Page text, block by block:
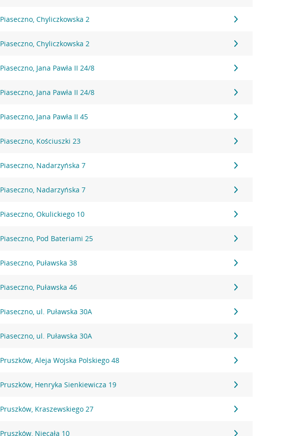
Piaseczno, Chyliczkowska 2
Piaseczno, Chyliczkowska 2
Piaseczno, Jana Pawła II 24/8
Piaseczno, Jana Pawła II 24/8
Piaseczno, Jana Pawła II 45
Piaseczno, Kościuszki 23
Piaseczno, Nadarzyńska 7
Piaseczno, Nadarzyńska 7
Piaseczno, Okulickiego 10
Piaseczno, Pod Bateriami 25
Piaseczno, Puławska 38
Piaseczno, Puławska 46
Piaseczno, ul. Puławska 30A
Piaseczno, ul. Puławska 30A
Pruszków, Aleja Wojska Polskiego 48
Pruszków, Henryka Sienkiewicza 19
Pruszków, Kraszewskiego 27
Pruszków, Niecała 10